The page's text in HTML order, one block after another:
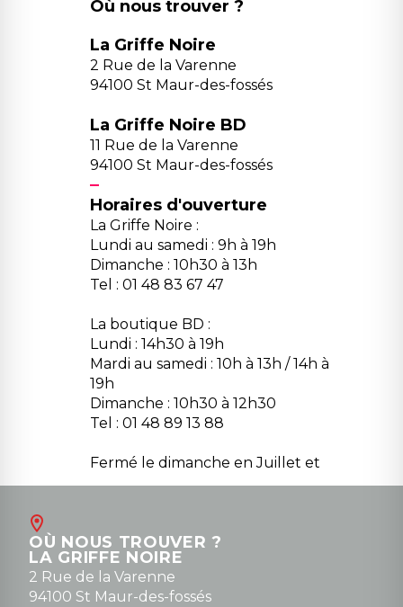
Où nous trouver ?
La Griffe Noire
2 Rue de la Varenne
94100 St Maur-des-fossés
La Griffe Noire BD
11 Rue de la Varenne
94100 St Maur-des-fossés
Horaires d'ouverture
La Griffe Noire :
Lundi au samedi : 9h à 19h
Dimanche : 10h30 à 13h
Tel : 01 48 83 67 47
La boutique BD :
Lundi : 14h30 à 19h
Mardi au samedi : 10h à 13h / 14h à
19h
Dimanche : 10h30 à 12h30
Tel : 01 48 89 13 88
Fermé le dimanche en Juillet et
Août
contact@la-griffe-noire.com
0148836747
OÙ NOUS TROUVER ?
LA GRIFFE NOIRE
2 Rue de la Varenne
94100 St Maur-des-fossés